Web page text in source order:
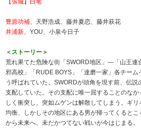
【張城】白竜
豊原功補、天野浩成、藤井夏恋、藤井萩花
井浦新、YOU、小泉今日子
＜ストーリー＞
荒れ果てた危険な街「SWORD地区」―「山王連
邪高校」「RUDE BOYS」「達磨一家」各チー
う呼ばれていた。SWORDが頭角を現す前、伝説
支配していた。その支配に唯一屈することのな
しく衝突し、突如ムゲンは解散してしまう。ギ
均衡、しかしその地区にある男が帰ってくると
から未来へ、未だかつてない戦いが今はじまる。